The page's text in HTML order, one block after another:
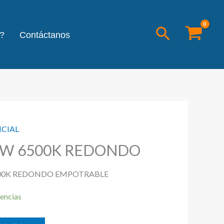
Contáctanos Buscar
6500K REDONDO
REDONDO EMPOTRABLE